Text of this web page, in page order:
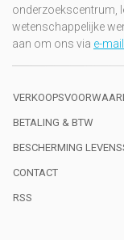
onderzoekscentrum,
wetenschappelijke
aan om ons via e-mail
BETALING & BTW
BESCHERMING
CONTACT
RSS